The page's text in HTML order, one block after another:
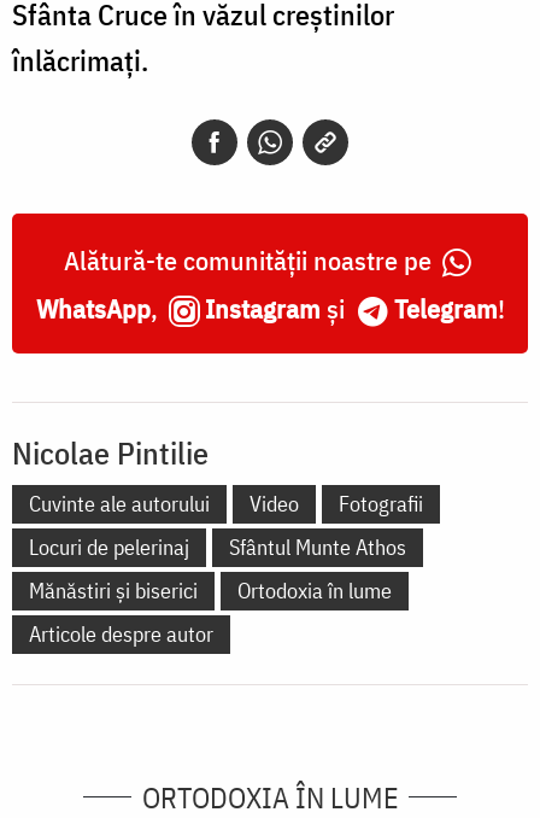
Sfânta Cruce în văzul creștinilor
înlăcrimați.
Alătură-te comunității noastre pe
WhatsApp, Instagram și Telegram!
Nicolae Pintilie
Cuvinte ale autorului Video
Fotografii
Locuri de pelerinaj
Sfântul Munte Athos
Mănăstiri și biserici
Ortodoxia în lume
Articole despre autor
ORTODOXIA ÎN LUME